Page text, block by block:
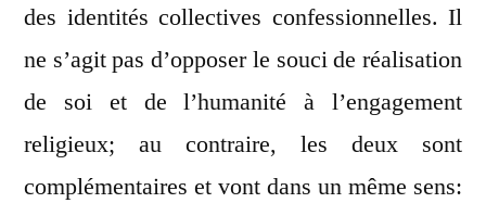
des identités collectives confessionnelles. Il
ne s’agit pas d’opposer le souci de réalisation
de soi et de l’humanité à l’engagement
religieux; au contraire, les deux sont
complémentaires et vont dans un même sens: